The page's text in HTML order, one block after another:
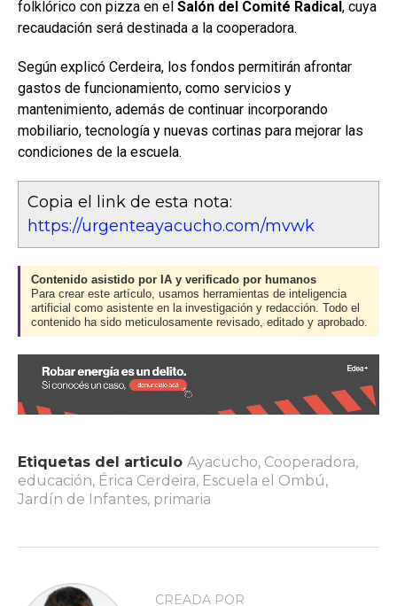
folklórico con pizza en el Salón del Comité Radical, cuya
recaudación será destinada a la cooperadora.
Según explicó Cerdeira, los fondos permitirán afrontar
gastos de funcionamiento, como servicios y
mantenimiento, además de continuar incorporando
mobiliario, tecnología y nuevas cortinas para mejorar las
condiciones de la escuela.
Copia el link de esta nota:
https://urgenteayacucho.com/mvwk
Contenido asistido por IA y verificado por humanos
Para crear este artículo, usamos herramientas de inteligencia
artificial como asistente en la investigación y redacción. Todo el
contenido ha sido meticulosamente revisado, editado y aprobado.
Etiquetas del articulo Ayacucho, Cooperadora,
educación, Érica Cerdeira, Escuela el Ombú,
Jardín de Infantes, primaria
CREADA POR